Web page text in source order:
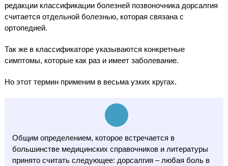
редакции классификации болезней позвоночника дорсалгия
считается отдельной болезнью, которая связана с
ортопедией.
Так же в классификаторе указываются конкретные
симптомы, которые как раз и имеет заболевание.
Но этот термин применим в весьма узких кругах.
Общим определением, которое встречается в
большинстве медицинских справочников и литературы
принято считать следующее: дорсалгия – любая боль в